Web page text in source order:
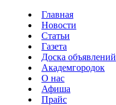
Главная
Новости
Статьи
Газета
Доска объявлений
Академгородок
О нас
Афиша
Прайс